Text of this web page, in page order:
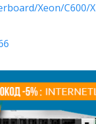
Xeon/C600/